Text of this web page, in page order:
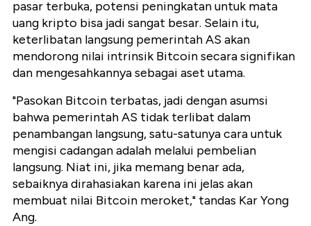
pasar terbuka, potensi peningkatan untuk mata
uang kripto bisa jadi sangat besar. Selain itu,
keterlibatan langsung pemerintah AS akan
mendorong nilai intrinsik Bitcoin secara signifikan
dan mengesahkannya sebagai aset utama.
"Pasokan Bitcoin terbatas, jadi dengan asumsi
bahwa pemerintah AS tidak terlibat dalam
penambangan langsung, satu-satunya cara untuk
mengisi cadangan adalah melalui pembelian
langsung. Niat ini, jika memang benar ada,
sebaiknya dirahasiakan karena ini jelas akan
membuat nilai Bitcoin meroket," tandas Kar Yong
Ang.